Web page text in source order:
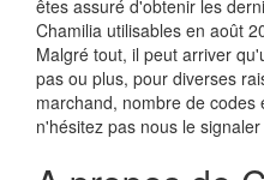
êtes assuré d'obtenir les
Chamilia utilisables en août
Malgré tout, il peut arriver
pas ou plus, pour diverses
marchand, nombre de codes
n'hésitez pas nous le